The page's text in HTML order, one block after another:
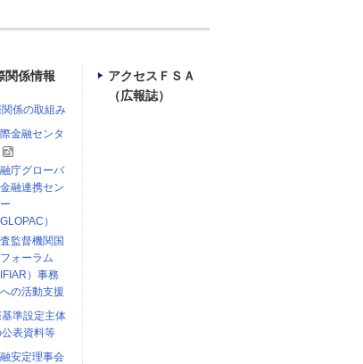
関係情報
関係の取組み
金融センタ
庁グローバ
融連携セン
GLOPAC）
監督機関国
ォーラム
IFIAR）事務
の活動支援
基準設定主体
表資料等
安定理事会
アクセスＦＳＡ
（広報誌）